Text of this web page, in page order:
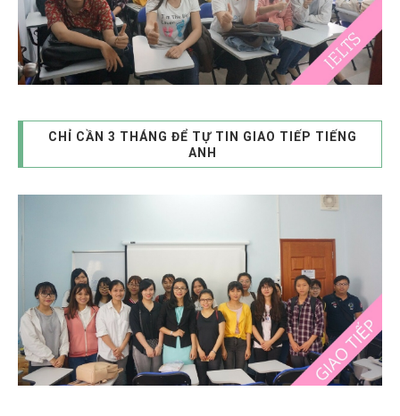
CHỈ CẦN 3 THÁNG ĐỂ TỰ TIN GIAO TIẾP TIẾNG
ANH